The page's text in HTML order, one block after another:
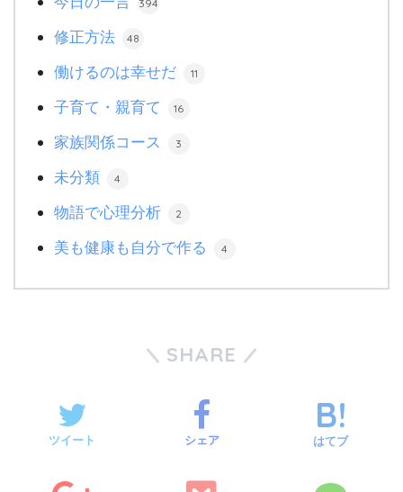
394
修正方法 48
働けるのは幸せだ 11
子育て・親育て 16
家族関係コース 3
未分類 4
物語で心理分析 2
美も健康も自分で作る 4
SHARE
ツイート シェア はてブ